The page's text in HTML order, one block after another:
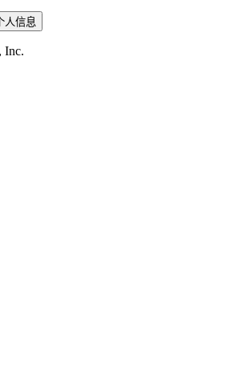
人信息
Inc.